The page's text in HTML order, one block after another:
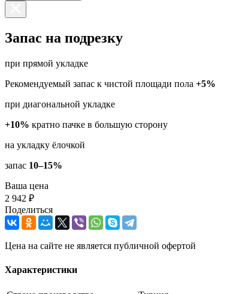
Запас на подрезку
при прямой укладке
Рекомендуемый запас к чистой площади пола +5%
при диагональной укладке
+10% кратно пачке в большую сторону
на укладку ёлочкой
запас 10–15%
Ваша цена
2 942 ₽
Поделиться
Цена на сайте не является публичной офертой
Характеристики